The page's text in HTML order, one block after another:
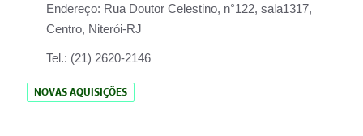
Endereço: Rua Doutor Celestino, n°122, sala1317,
Centro, Niterói-RJ
Tel.: (21) 2620-2146
NOVAS AQUISIÇÕES